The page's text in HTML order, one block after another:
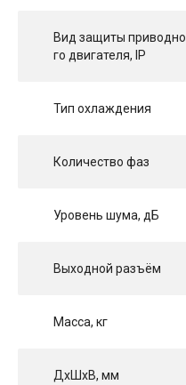
Вид защиты приводно
го двигателя, IP
Тип охлаждения
Количество фаз
Уровень шума, дБ
Выходной разъём
Масса, кг
ДхШхВ, мм